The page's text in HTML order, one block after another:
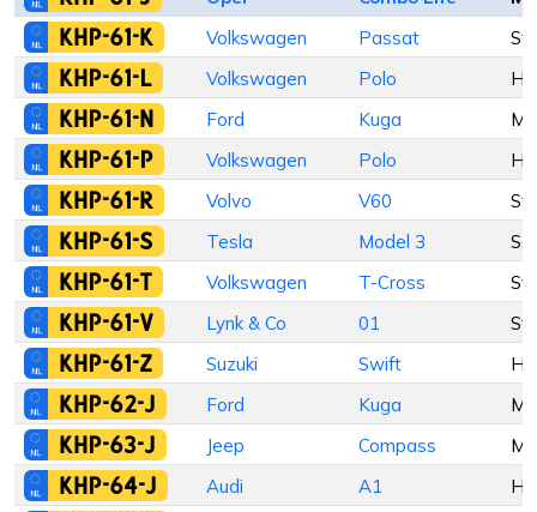
KHP-61-K Volkswagen Passat
KHP-61-L Volkswagen Polo
KHP-61-N Ford Kuga
KHP-61-P Volkswagen Polo
KHP-61-R Volvo V60
KHP-61-S Tesla Model 3
KHP-61-T Volkswagen T-Cross
KHP-61-V Lynk & Co 01
KHP-61-Z Suzuki Swift
KHP-62-J Ford Kuga
KHP-63-J Jeep Compass
KHP-64-J Audi A1